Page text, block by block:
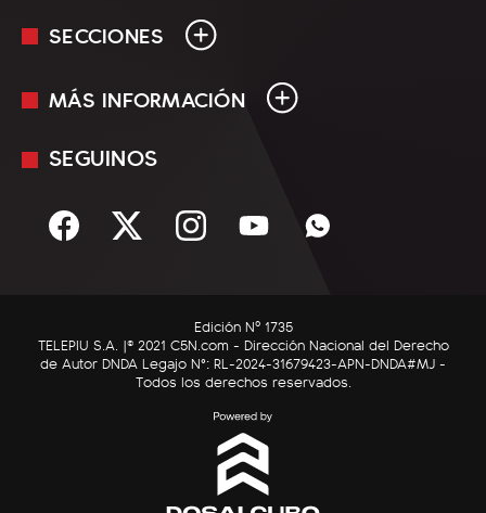
SECCIONES
En Vivo
Sociedad
C5N Autos
RatingCero
MÁS INFORMACIÓN
Mediakit
Términos y condiciones
SEGUINOS
Edición Nº 1735
TELEPIU S.A. |© 2021 C5N.com - Dirección Nacional del Derecho
de Autor DNDA Legajo N°: RL-2024-31679423-APN-DNDA#MJ -
Todos los derechos reservados.